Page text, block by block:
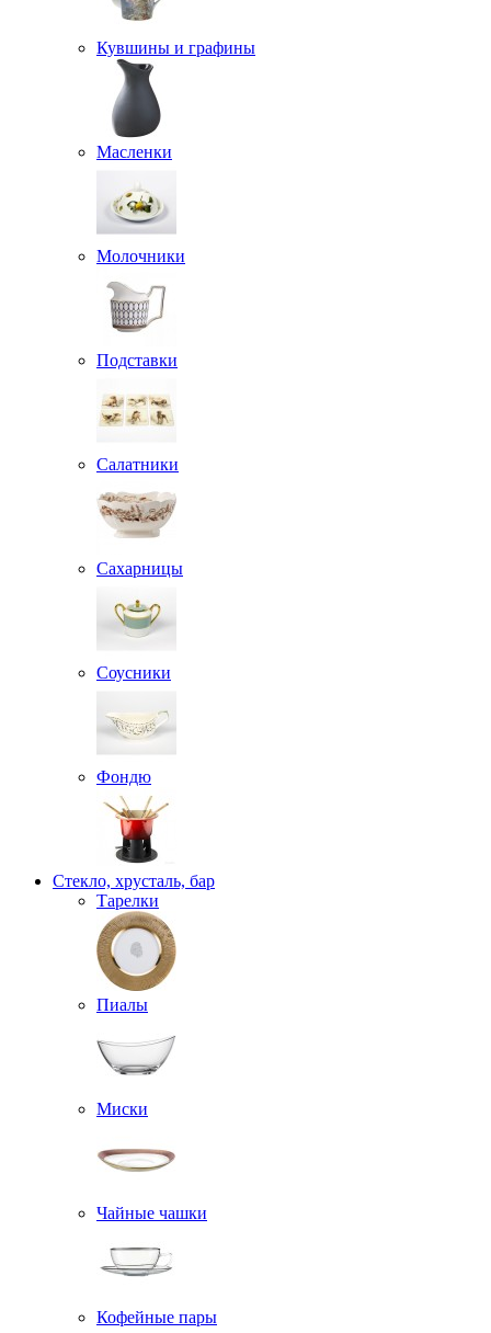
Кувшины и графины
Масленки
Молочники
Подставки
Салатники
Сахарницы
Соусники
Фондю
Стекло, хрусталь, бар
Тарелки
Пиалы
Миски
Чайные чашки
Кофейные пары